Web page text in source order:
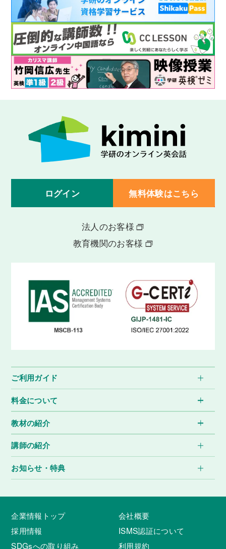
ログイン 無料体験はこちら
法人のお客様
教育機関のお客様
ご利用ガイド
料金について
教材の紹介
講師の紹介
お知らせ・特典
企業情報トップ
会社概要
採用情報
ISMS認証について
SDGsへの取り組み
利用規約